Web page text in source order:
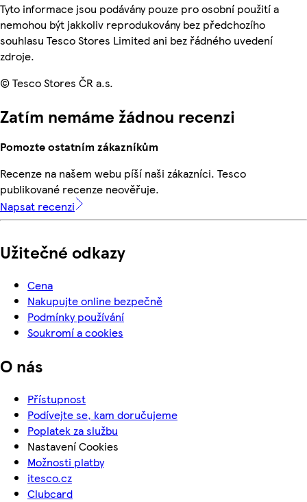
Tyto informace jsou podávány pouze pro osobní použití a
nemohou být jakkoliv reprodukovány bez předchozího
souhlasu Tesco Stores Limited ani bez řádného uvedení
zdroje.
© Tesco Stores ČR a.s.
Zatím nemáme žádnou recenzi
Pomozte ostatním zákazníkům
Recenze na našem webu píší naši zákazníci. Tesco
publikované recenze neověřuje.
Napsat recenzi
Užitečné odkazy
Cena
Nakupujte online bezpečně
Podmínky používání
Soukromí a cookies
O nás
Přístupnost
Podívejte se, kam doručujeme
Poplatek za službu
Nastavení Cookies
Možnosti platby
itesco.cz
Clubcard